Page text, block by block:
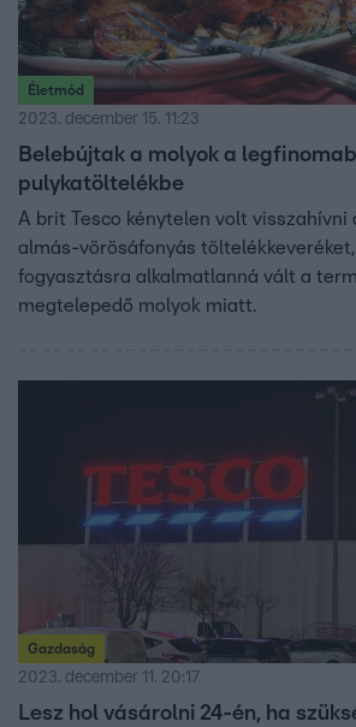
Életmód
2023. december 15. 11:23
Belebújtak a molyok a
pulykatöltelékbe
A brit Tesco kénytelen volt visszahívni
almás-vörösáfonyás
fogyasztásra alkalmatlanná vált a
megtelepedő molyok miatt.
Gazdaság
2023. december 11. 20:17
Lesz hol vásárolni 24-én, ha